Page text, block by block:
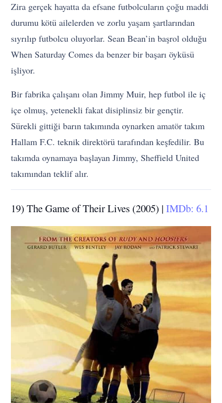
Zira gerçek hayatta da efsane futbolcuların çoğu maddi
durumu kötü ailelerden ve zorlu yaşam şartlarından
sıyrılıp futbolcu oluyorlar. Sean Bean’in başrol olduğu
When Saturday Comes da benzer bir başarı öyküsü
işliyor.
Bir fabrika çalışanı olan Jimmy Muir, hep futbol ile iç
içe olmuş, yetenekli fakat disiplinsiz bir gençtir.
Sürekli gittiği barın takımında oynarken amatör takım
Hallam F.C. teknik direktörü tarafından keşfedilir. Bu
takımda oynamaya başlayan Jimmy, Sheffield United
takımından teklif alır.
19) The Game of Their Lives (2005) |IMDb: 6.1